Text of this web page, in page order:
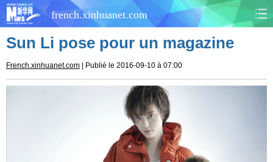
french.xinhuanet.com
CHINE MONDE
Sun Li pose pour un magazine
French.xinhuanet.com | Publié le 2016-09-10 à 07:00